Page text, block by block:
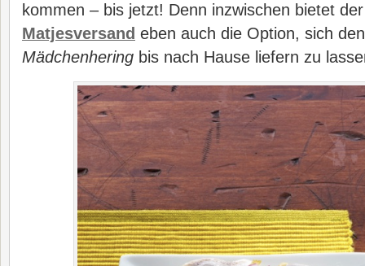
kommen – bis jetzt! Denn inzwischen bietet
Matjesversand eben auch die Option, sich
Mädchenhering bis nach Hause liefern zu